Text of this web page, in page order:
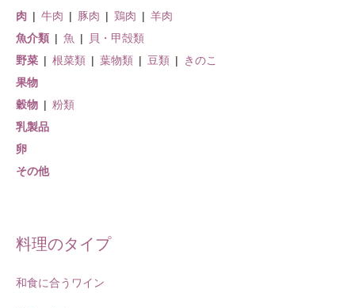
肉 牛肉 豚肉 鶏肉
羊肉
魚介類
魚
貝・甲殻類
野菜
根菜類 葉物類 豆類
きのこ
果物
穀物
粉類
乳製品
卵
その他
料理のタイプ
和食に合うワイン